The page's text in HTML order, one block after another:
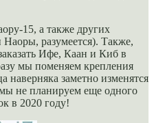
15, а также других
Наоры, разумеется). Также,
Ифе, Каан и Киб в
мы поменяем крепления
наверняка заметно изменятся
не планируем еще одного
в 2020 году!